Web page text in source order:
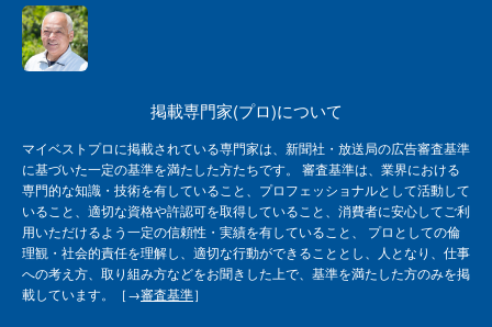
掲載専門家(プロ)について
マイベストプロに掲載されている専門家は、新聞社・放送局の広告審査基準
に基づいた一定の基準を満たした方たちです。 審査基準は、業界における
専門的な知識・技術を有していること、プロフェッショナルとして活動して
いること、適切な資格や許認可を取得していること、消費者に安心してご利
用いただけるよう一定の信頼性・実績を有していること、 プロとしての倫
理観・社会的責任を理解し、適切な行動ができることとし、人となり、仕事
への考え方、取り組み方などをお聞きした上で、基準を満たした方のみを掲
載しています。［→審査基準］